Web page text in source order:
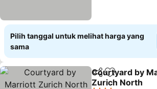
Pilih tanggal untuk melihat harga yang
sama
BagikanTambahkan
Courtyard by
Zurich North